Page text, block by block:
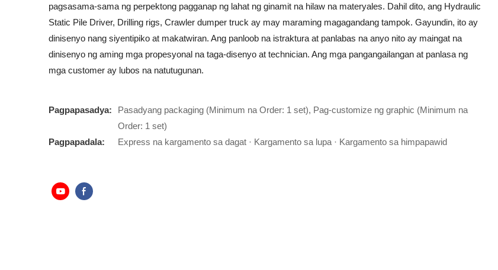
pagsasama-sama ng perpektong pagganap ng lahat ng ginamit na hilaw na materyales. Dahil dito, ang Hydraulic
Static Pile Driver, Drilling rigs, Crawler dumper truck ay may maraming magagandang tampok. Gayundin, ito ay
dinisenyo nang siyentipiko at makatwiran. Ang panloob na istraktura at panlabas na anyo nito ay maingat na
dinisenyo ng aming mga propesyonal na taga-disenyo at technician. Ang mga pangangailangan at panlasa ng
mga customer ay lubos na natutugunan.
Pagpapasadya:
Pasadyang packaging (Minimum na Order: 1 set), Pag-customize ng graphic (Minimum na
Order: 1 set)
Pagpapadala:
Express na kargamento sa dagat · Kargamento sa lupa · Kargamento sa himpapawid